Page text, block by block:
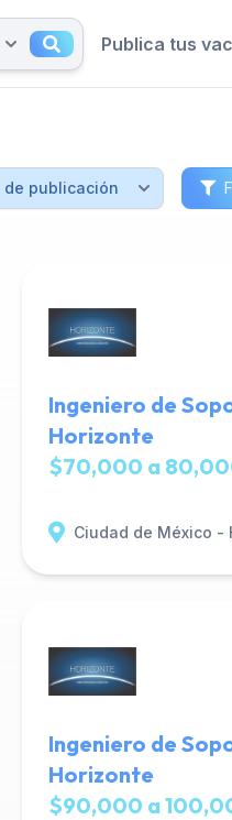
Publica tus
Ingeniero de
Horizonte
$70,000 a
Ciudad de México -
Ingeniero de
Horizonte
$90,000 a